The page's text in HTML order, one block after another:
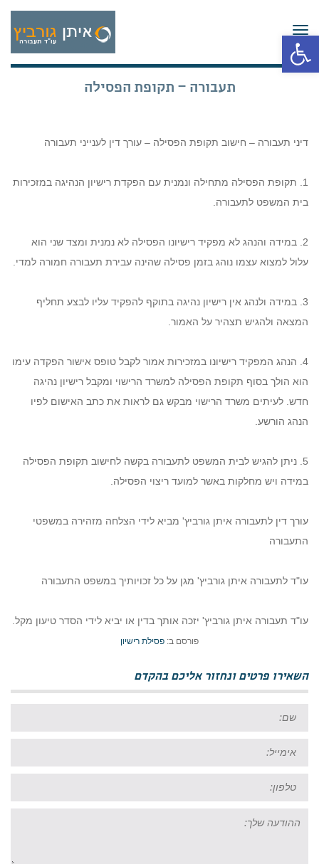
פתח סרגל נגישות
תפריט
תעבורה – תקופת הפסילה
דיני תעבורה – חישוב תקופת הפסילה – עורך דין לענייני תעבורה
1. תקופת הפסילה מתחילה ונמנית עם הפקדת רישיון הנהיגה במזכירות
בית המשפט לתעבורה.
2. במידה והנהג לא מפקיד רישיונו הפסילה לא נמנית ומצד שני הוא
עלול למצוא עצמו נוהג בזמן פסילה שהינה עבירת תעבורה חמורה למדי.
3. במידה ולנהג אין רישיון נהיגה בתוקף להפקיד עליו לבצע תחליף
המצאה ולהגיש תצהיר על האמור.
4. הנהג המפקיד רישיונו במזכירות אמור לקבל טופס אישור הפקדה עימו
הוא הולך בסוף תקופת הפסילה למשרד הרישוי ומקבל רישיון נהיגה
חדש. לעיתים משרד הרישוי מבקש גם לראות את כתב האישום לפיו
הנהג הורשע.
5. ניתן להגיש לבית המשפט לתעבורה בקשה לחישוב תקופת הפסילה
במידה ויש מחלקות באשר למועד ריצוי הפסילה.
עורך דין לתעבורה איתן גורביץ' מביא לידי הצלחה מזהירה במשפטי
התעבורה
עו"ד לתעבורה איתן גורביץ' מגן על כל זכויותיך במשפט התעבורה
עו"ד תעבורה איתן גורביץ' יזכה אותך בדין או יביא לידי הסדר טיעון מקל.
פורסם ב: פסילת רישיון
השאירו פרטים ונחזור אליכם בהקדם
שלך: